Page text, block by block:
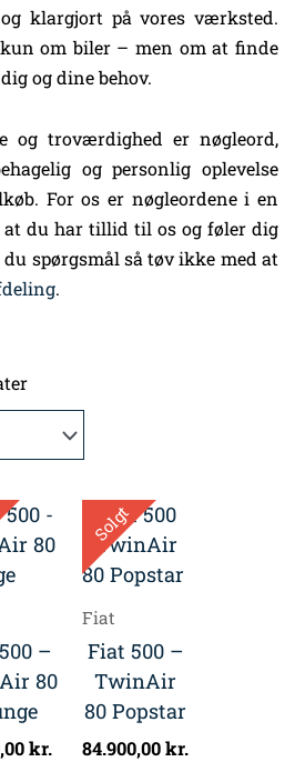
klargjort på vores værksted.
om biler – men om at finde
og dine behov.
og troværdighed er nøgleord,
og personlig oplevelse
For os er nøgleordene i en
at du har tillid til os og føler dig
spørgsmål så tøv ikke med at
.
efter
–
80
kr.
Solgt
Fiat
Fiat 500 –
TwinAir
80 Popstar
84.900,00kr.